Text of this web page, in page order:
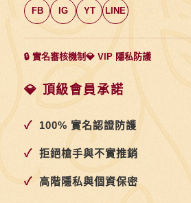
和
吸
喜
歡
人？
好
業
FB IG YT LINE
🔒 實名審核機制💎 VIP 隱私防護
💎 頂級會員承諾
✓ 100% 實名認證防護
✓ 拒絕槍手與不實推銷
✓ 高階隱私與個資保密